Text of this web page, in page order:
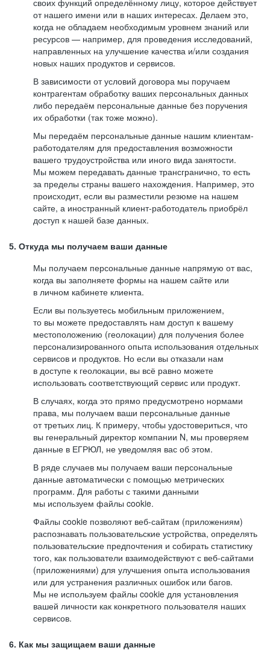
своих функций определённому лицу, которое действует
от нашего имени или в наших интересах. Делаем это,
когда не обладаем необходимым уровнем знаний или
ресурсов — например, для проведения исследований,
направленных на улучшение качества и/или создания
новых наших продуктов и сервисов.
В зависимости от условий договора мы поручаем
контрагентам обработку ваших персональных данных
либо передаём персональные данные без поручения
их обработки (так тоже можно).
Мы передаём персональные данные нашим клиентам-
работодателям для предоставления возможности
вашего трудоустройства или иного вида занятости.
Мы можем передавать данные трансгранично, то есть
за пределы страны вашего нахождения. Например, это
происходит, если вы разместили резюме на нашем
сайте, а иностранный клиент-работодатель приобрёл
доступ к нашей базе данных.
5. Откуда мы получаем ваши данные
Мы получаем персональные данные напрямую от вас,
когда вы заполняете формы на нашем сайте или
в личном кабинете клиента.
Если вы пользуетесь мобильным приложением,
то вы можете предоставлять нам доступ к вашему
местоположению (геолокации) для получения более
персонализированного опыта использования отдельных
сервисов и продуктов. Но если вы отказали нам
в доступе к геолокации, вы всё равно можете
использовать соответствующий сервис или продукт.
В случаях, когда это прямо предусмотрено нормами
права, мы получаем ваши персональные данные
от третьих лиц. К примеру, чтобы удостовериться, что
вы генеральный директор компании N, мы проверяем
данные в ЕГРЮЛ, не уведомляя вас об этом.
В ряде случаев мы получаем ваши персональные
данные автоматически с помощью метрических
программ. Для работы с такими данными
мы используем файлы cookie.
Файлы cookie позволяют веб-сайтам (приложениям)
распознавать пользовательские устройства, определять
пользовательские предпочтения и собирать статистику
того, как пользователи взаимодействуют с веб-сайтами
(приложениями) для улучшения опыта использования
или для устранения различных ошибок или багов.
Мы не используем файлы cookie для установления
вашей личности как конкретного пользователя наших
сервисов.
6. Как мы защищаем ваши данные